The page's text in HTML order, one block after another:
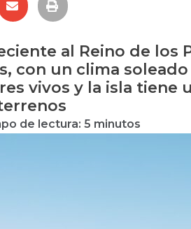
al Reino de los
con un clima
vivos y la isla tiene
de lectura: 5 minutos